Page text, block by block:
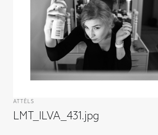
Downloads and news
Developed materials
ATTĒLS
LMT_ILVA_431.jpg